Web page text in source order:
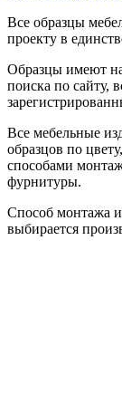
Все образцы
проекту в
Образцы имеют
поиска по сайту,
Все мебельные
образцов по
способами
фурнитуры.
Способ монтажа
выбирается